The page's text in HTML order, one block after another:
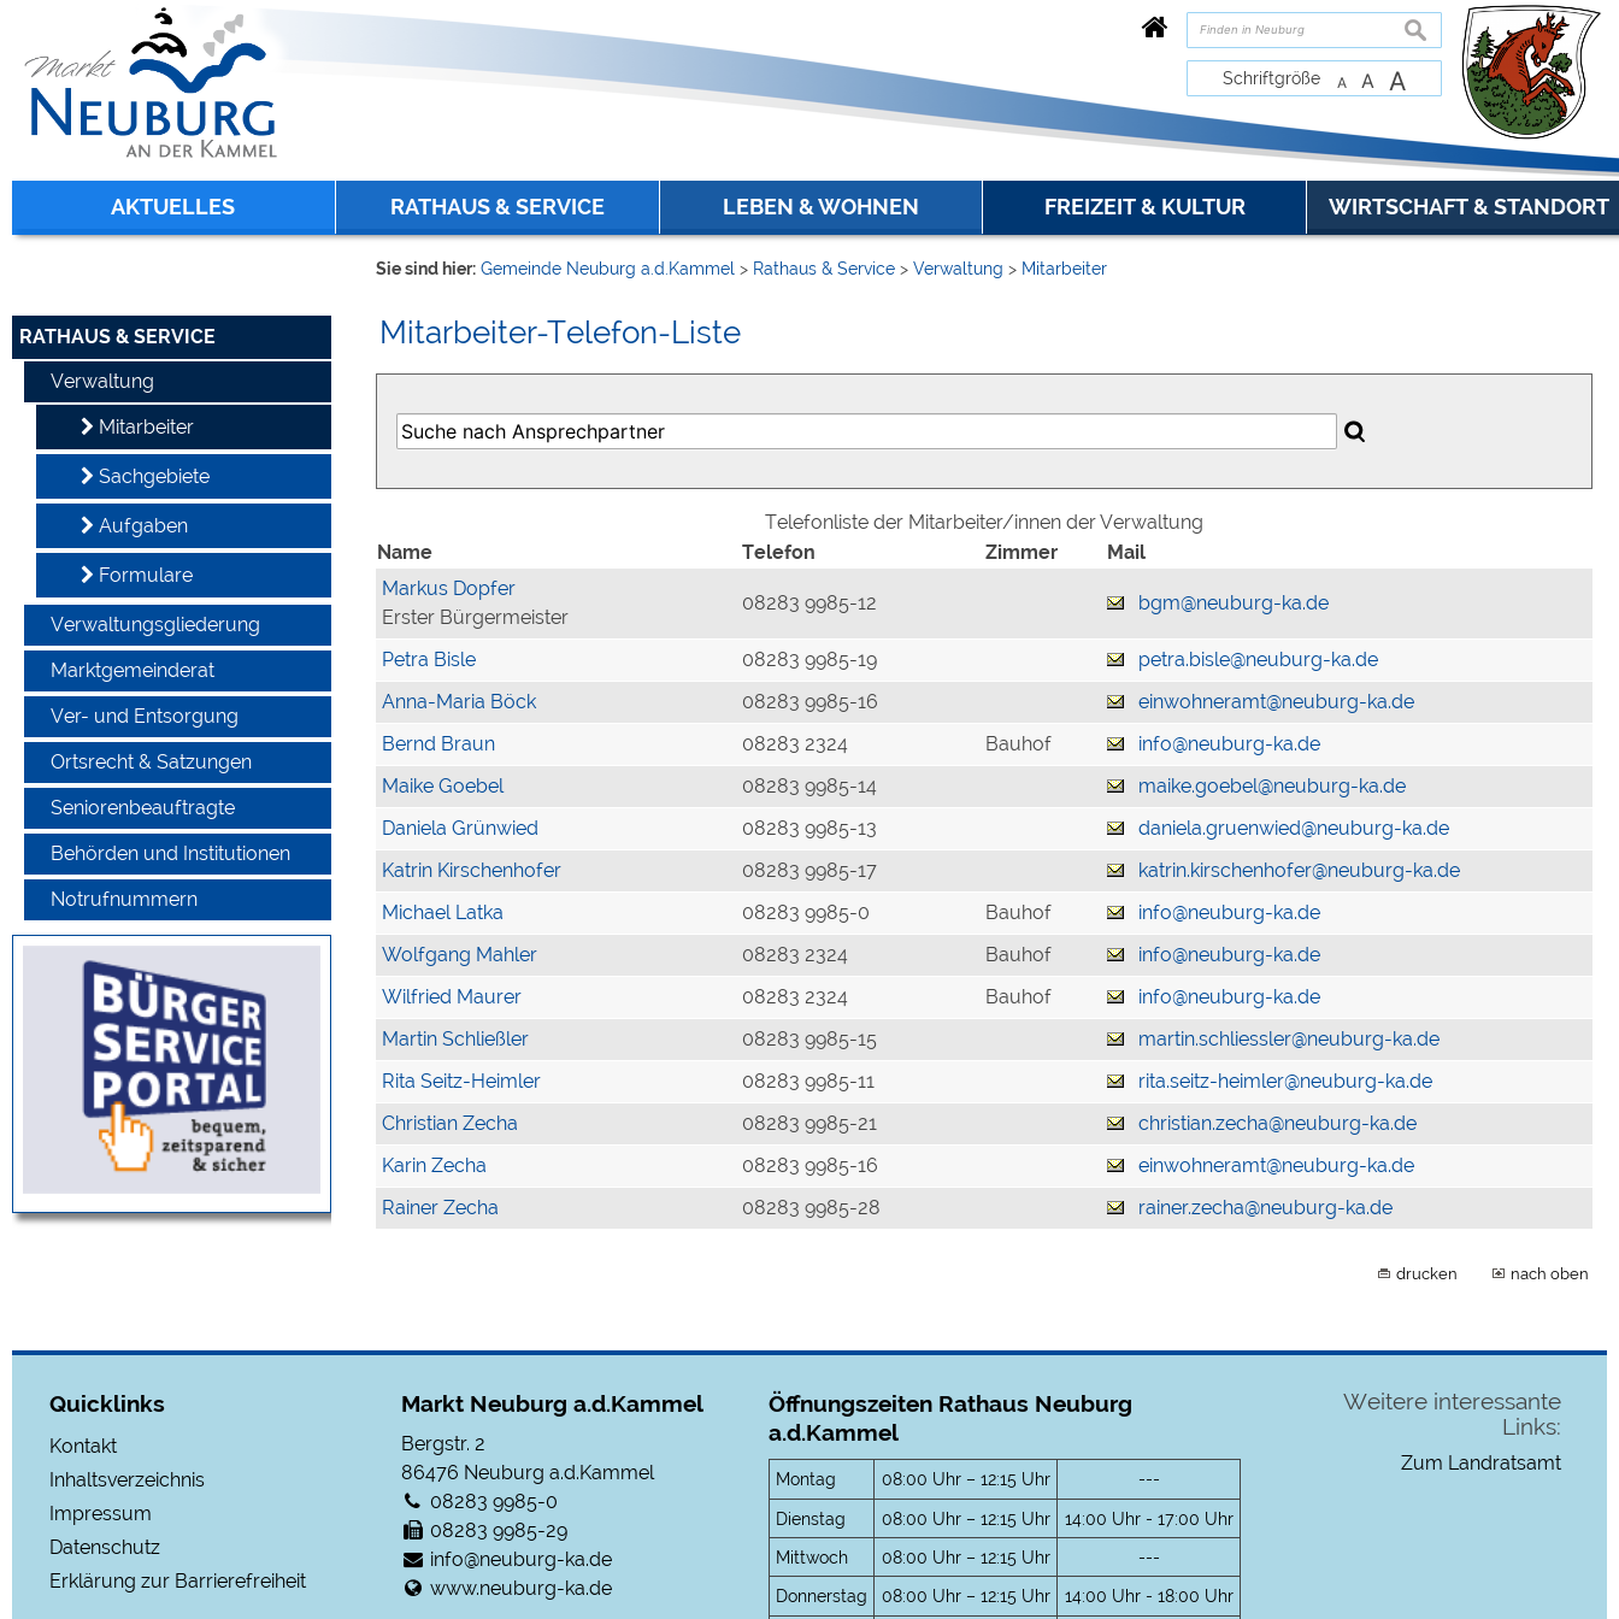
zur Navigation oder zur Startseitespringen.
suchen
Schriftgröße A A A
AKTUELLES RATHAUS & SERVICE LEBEN & WOHNEN FREIZEIT & KULTUR WIRTSCHAFT & STANDORT
RATHAUS & SERVICE
Verwaltung
Mitarbeiter
Sachgebiete
Aufgaben
Formulare
Verwaltungsgliederung
Marktgemeinderat
Ver- und Entsorgung
Ortsrecht & Satzungen
Seniorenbeauftragte
Behörden und Institutionen
Notrufnummern
Sie sind hier: Gemeinde Neuburg a.d.Kammel > Rathaus & Service > Verwaltung > Mitarbeiter
Mitarbeiter-Telefon-Liste
Telefonliste der Mitarbeiter/innen der Verwaltung
Name
Telefon Zimmer
Mail
Markus Dopfer
Erster Bürgermeister
08283 9985-12 bgm@neuburg-ka.de
Petra Bisle 08283 9985-19
petra.bisle@neuburg-ka.de
Anna-Maria Böck
08283 9985-16
einwohneramt@neuburg-ka.de
Bernd Braun
08283 2324 Bauhof
info@neuburg-ka.de
Maike Goebel
08283 9985-14
maike.goebel@neuburg-ka.de
Daniela Grünwied
08283 9985-13
daniela.gruenwied@neuburg-ka.de
Katrin Kirschenhofer
08283 9985-17
katrin.kirschenhofer@neuburg-ka.de
Michael Latka
08283 9985-0 Bauhof
info@neuburg-ka.de
Wolfgang Mahler
08283 2324 Bauhof
info@neuburg-ka.de
Wilfried Maurer
08283 2324 Bauhof
info@neuburg-ka.de
Martin Schließler
08283 9985-15
martin.schliessler@neuburg-ka.de
Rita Seitz-Heimler
08283 9985-11
rita.seitz-heimler@neuburg-ka.de
Christian Zecha
08283 9985-21
christian.zecha@neuburg-ka.de
Karin Zecha
08283 9985-16
einwohneramt@neuburg-ka.de
Rainer Zecha
08283 9985-28 rainer.zecha@neuburg-ka.de
drucken nach oben
Quicklinks
Kontakt
Inhaltsverzeichnis
Impressum
Datenschutz
Erklärung zur Barrierefreiheit
Markt Neuburg a.d.Kammel
Bergstr. 2
86476 Neuburg a.d.Kammel
08283 9985-0
08283 9985-29
info@neuburg-ka.de
www.neuburg-ka.de
Öffnungszeiten Rathaus Neuburg
a.d.Kammel
Montag 08:00 Uhr – 12:15 Uhr
---
Dienstag
08:00 Uhr – 12:15 Uhr
14:00 Uhr - 17:00 Uhr
Mittwoch
08:00 Uhr – 12:15 Uhr
---
Donnerstag
08:00 Uhr – 12:15 Uhr 14:00 Uhr - 18:00 Uhr
Weitere interessante
Links:
Zum Landratsamt